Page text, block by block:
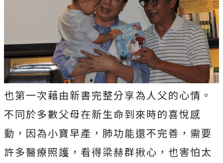
也第一次藉由新書完整分享為人父的心情。
不同於多數父母在新生命到來時的喜悅感
動，因為小寶早產，肺功能還不完善，需要
許多醫療照護，看得梁赫群揪心，也害怕太